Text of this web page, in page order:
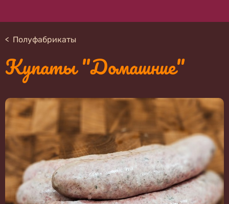
Полуфабрикаты
Купаты "Домашние"